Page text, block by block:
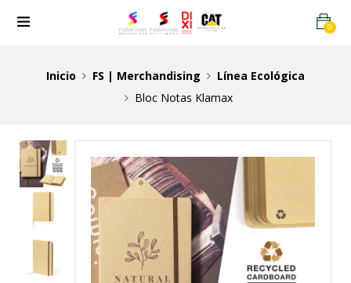
0
Inicio FS | Merchandising
Línea Ecológica
Bloc Notas Klamax